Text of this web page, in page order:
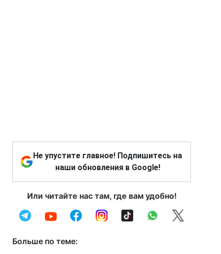
Не упустите главное! Подпишитесь на
наши обновления в Google!
Или читайте нас там, где вам удобно!
Больше по теме: